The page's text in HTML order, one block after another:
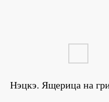
Нэцкэ. Ящерица на